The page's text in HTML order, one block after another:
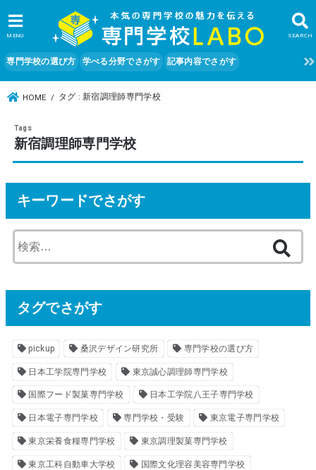
SEARCH
MENU
専門学校の選び方 学べる分野でさがす 記事内容でさがす
HOME タグ : 新宿調理師専門学校
新宿調理師専門学校
キーワードでさがす
索
タグでさがす
pickup 桑沢デザイン研究所 専門学校の選び方
日本工学院専門学校 東京誠心調理師専門学校
国際フード製菓専門学校 日本工学院八王子専門学校
日本電子専門学校 専門学校・受験 東京電子専門学校
東京栄養食糧専門学校 東京調理製菓専門学校
東京工科自動車大学校 国際文化理容美容専門学校